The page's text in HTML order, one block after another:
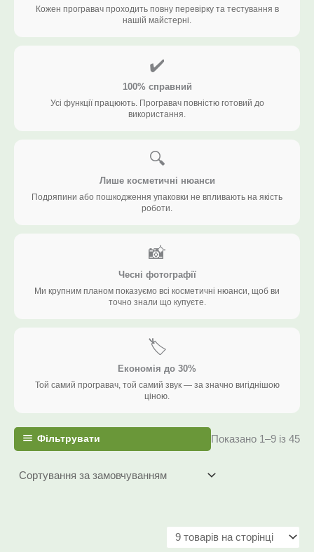
Кожен програвач проходить повну перевірку та тестування в
нашій майстерні.
✔️
100% справний
Усі функції працюють. Програвач повністю готовий до
використання.
🔍
Лише косметичні нюанси
Подряпини або пошкодження упаковки не впливають на якість
роботи.
📸
Чесні фотографії
Ми крупним планом показуємо всі косметичні нюанси, щоб ви
точно знали що купуєте.
🏷️
Економія до 30%
Той самий програвач, той самий звук — за значно вигіднішою
ціною.
Фільтрувати Показано 1–9 із 45